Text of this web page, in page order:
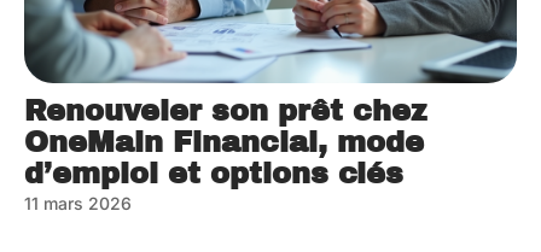
Renouveler son prêt chez
OneMain Financial, mode
d’emploi et options clés
11 mars 2026